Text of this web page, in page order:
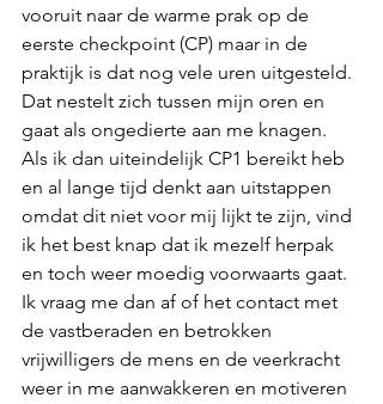
vooruit naar de warme prak op de
eerste checkpoint (CP) maar in de
praktijk is dat nog vele uren uitgesteld.
Dat nestelt zich tussen mijn oren en
gaat als ongedierte aan me knagen.
Als ik dan uiteindelijk CP1 bereikt heb
en al lange tijd denkt aan uitstappen
omdat dit niet voor mij lijkt te zijn, vind
ik het best knap dat ik mezelf herpak
en toch weer moedig voorwaarts gaat.
Ik vraag me dan af of het contact met
de vastberaden en betrokken
vrijwilligers de mens en de veerkracht
weer in me aanwakkeren en motiveren